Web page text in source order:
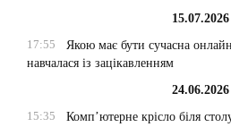
15.07.2026
17:55
Якою має бути сучасна
навчалася із зацікавленням
24.06.2026
15:35
Комп’ютерне крісло біля